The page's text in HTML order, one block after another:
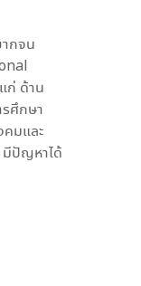
กจน
ก่ ด้าน
ศึกษา
มและ
มีปัญหาได้